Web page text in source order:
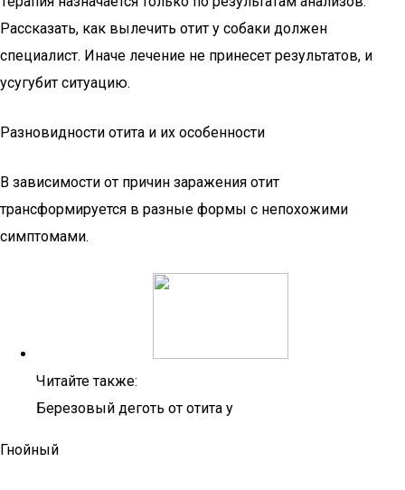
Рассказать, как вылечить отит у собаки должен
специалист. Иначе лечение не принесет результатов, и
усугубит ситуацию.
Разновидности отита и их особенности
В зависимости от причин заражения отит
трансформируется в разные формы с непохожими
симптомами.
Читайте также:
Березовый деготь от отита у
Гнойный